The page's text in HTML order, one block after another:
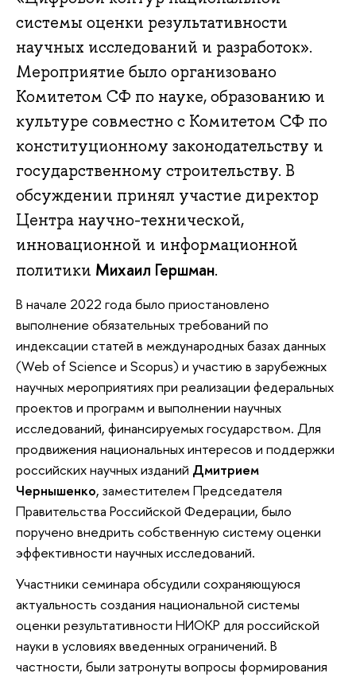
системы оценки результативности
научных исследований и разработок».
Мероприятие было организовано
Комитетом СФ по науке, образованию и
культуре совместно с Комитетом СФ по
конституционному законодательству и
государственному строительству. В
обсуждении принял участие директор
Центра научно-технической,
инновационной и информационной
политики Михаил Гершман.
В начале 2022 года было приостановлено
выполнение обязательных требований по
индексации статей в международных базах данных
(Web of Science и Scopus) и участию в зарубежных
научных мероприятиях при реализации федеральных
проектов и программ и выполнении научных
исследований, финансируемых государством. Для
продвижения национальных интересов и поддержки
российских научных изданий Дмитрием
Чернышенко, заместителем Председателя
Правительства Российской Федерации, было
поручено внедрить собственную систему оценки
эффективности научных исследований.
Участники семинара обсудили сохраняющуюся
актуальность создания национальной системы
оценки результативности НИОКР для российской
науки в условиях введенных ограничений. В
частности, были затронуты вопросы формирования